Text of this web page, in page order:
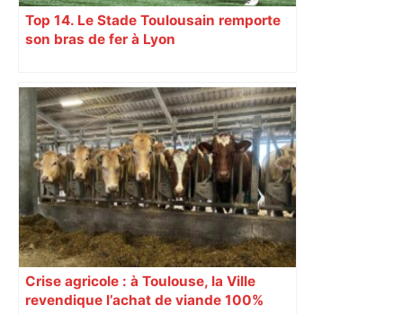
Top 14. Le Stade Toulousain remporte
son bras de fer à Lyon
Crise agricole : à Toulouse, la Ville
revendique l’achat de viande 100%